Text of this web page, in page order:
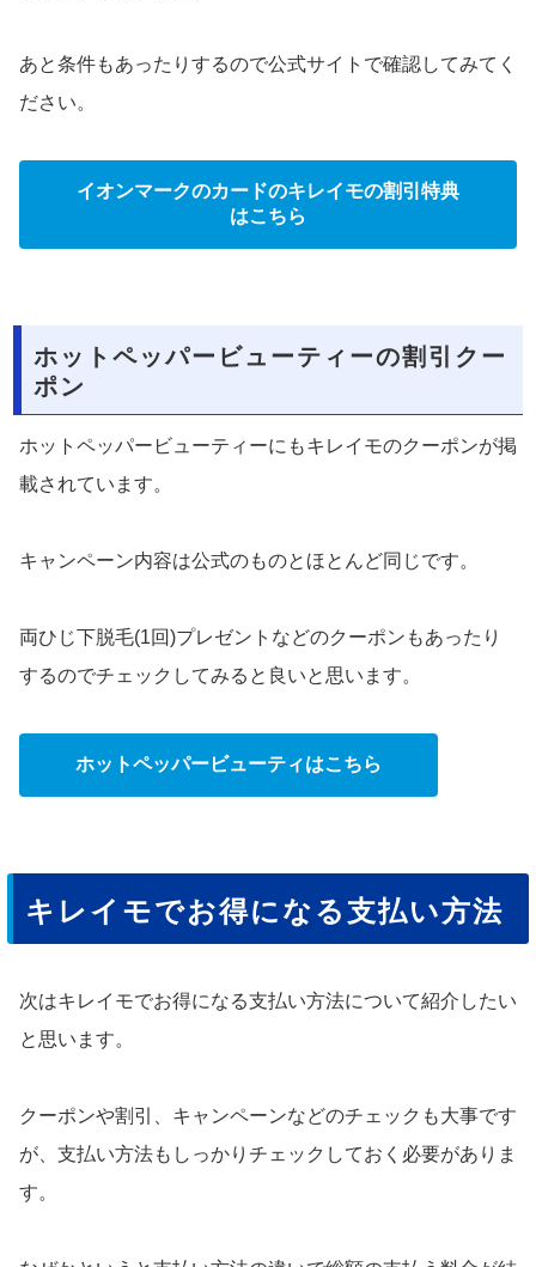
あと条件もあったりするので公式サイトで確認してみてく
ださい。
イオンマークのカードのキレイモの割引特典
はこちら
ホットペッパービューティーの割引クー
ポン
ホットペッパービューティーにもキレイモのクーポンが掲
載されています。
キャンペーン内容は公式のものとほとんど同じです。
両ひじ下脱毛(1回)プレゼントなどのクーポンもあったり
するのでチェックしてみると良いと思います。
ホットペッパービューティはこちら
キレイモでお得になる支払い方法
次はキレイモでお得になる支払い方法について紹介したい
と思います。
クーポンや割引、キャンペーンなどのチェックも大事です
が、支払い方法もしっかりチェックしておく必要がありま
す。